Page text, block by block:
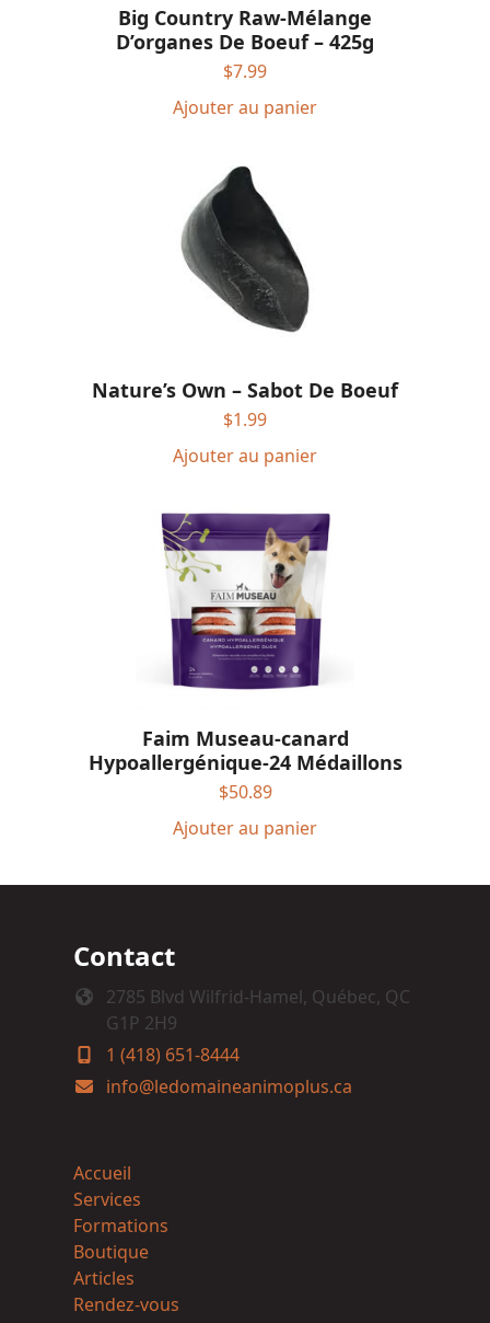
Big Country Raw-Mélange
D’organes De Boeuf – 425g
$7.99
Ajouter au panier
Nature’s Own – Sabot De Boeuf
$1.99
Ajouter au panier
Faim Museau-canard
Hypoallergénique-24 Médaillons
$50.89
Ajouter au panier
Contact
2785 Blvd Wilfrid-Hamel, Québec, QC
G1P 2H9
1 (418) 651-8444
info@ledomaineanimoplus.ca
Accueil
Services
Formations
Boutique
Articles
Rendez-vous